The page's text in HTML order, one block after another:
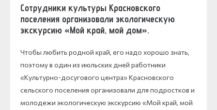
Сотрудники культуры Красновского
поселения организовали экологическую
экскурсию «Мой край, мой дом».
Чтобы любить родной край, его надо хорошо знать,
поэтому в один из июльских дней работники
«Культурно-досугового центра» Красновского
сельского поселения организовали для подростков и
молодежи экологическую экскурсию «Мой край, мой